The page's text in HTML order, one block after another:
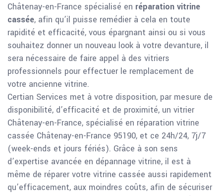
Châtenay-en-France spécialisé en réparation vitrine
cassée, afin qu’il puisse remédier à cela en toute
rapidité et efficacité, vous épargnant ainsi ou si vous
souhaitez donner un nouveau look à votre devanture, il
sera nécessaire de faire appel à des vitriers
professionnels pour effectuer le remplacement de
votre ancienne vitrine.
Certian Services met à votre disposition, par mesure de
disponibilité, d’efficacité et de proximité, un vitrier
Châtenay-en-France, spécialisé en réparation vitrine
cassée Châtenay-en-France 95190, et ce 24h/24, 7j/7
(week-ends et jours fériés). Grâce à son sens
d’expertise avancée en dépannage vitrine, il est à
même de réparer votre vitrine cassée aussi rapidement
qu’efficacement, aux moindres coûts, afin de sécuriser